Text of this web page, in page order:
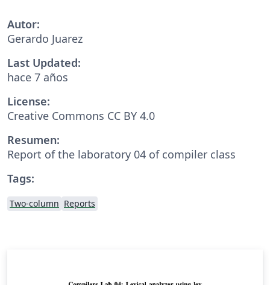
Autor:
Gerardo Juarez
Last Updated:
hace 7 años
License:
Creative Commons CC BY 4.0
Resumen:
Report of the laboratory 04 of compiler class
Tags:
Two-column Reports